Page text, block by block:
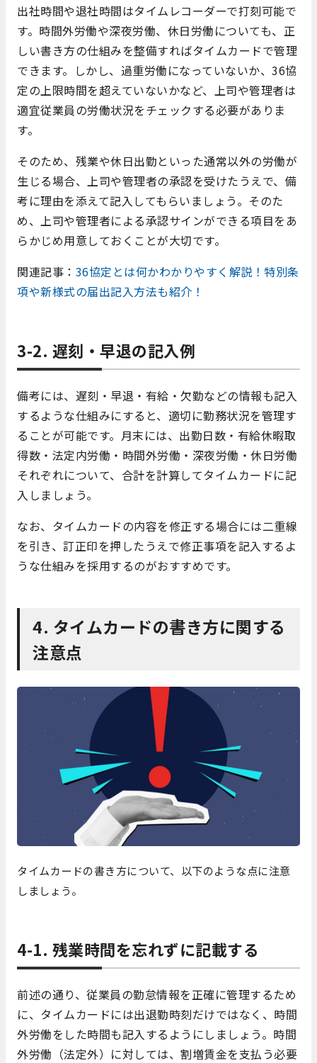
出社時間や退社時間はタイムレコーダーで打刻可能で
す。時間外労働や深夜労働、休日労働についても、正
しい書き方の仕組みを整備すればタイムカードで管理
できます。しかし、過重労働になっていないか、36協
定の上限時間を超えていないかなど、上司や管理者は
適宜従業員の労働状況をチェックする必要がありま
す。
そのため、残業や休日出勤といった通常以外の労働が
生じる場合、上司や管理者の承認を受けたうえで、備
考に理由を添えて記入してもらいましょう。そのた
め、上司や管理者による承認サインができる項目をあ
らかじめ用意しておくことが大切です。
関連記事： 36協定とは何かわかりやすく解説！特別条
項や新様式の届出記入方法も紹介！
3-2. 遅刻・早退の記入例
備考には、遅刻・早退・有給・欠勤などの情報も記入
するような仕組みにすると、適切に勤務状況を管理す
ることが可能です。月末には、出勤日数・有給休暇取
得数・法定内労働・時間外労働・深夜労働・休日労働
それぞれについて、合計を計算してタイムカードに記
入しましょう。
なお、タイムカードの内容を修正する場合には二重線
を引き、訂正印を押したうえで修正事項を記入するよ
うな仕組みを採用するのがおすすめです。
4. タイムカードの書き方に関する
注意点
タイムカードの書き方について、以下のような点に注意
しましょう。
4-1. 残業時間を忘れずに記載する
前述の通り、従業員の勤怠情報を正確に管理するため
に、タイムカードには出退勤時刻だけではなく、時間
外労働をした時間も記入するようにしましょう。時間
外労働（法定外）に対しては、割増賃金を支払う必要